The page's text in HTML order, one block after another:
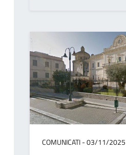
COMUNICATI - 03/11/2025